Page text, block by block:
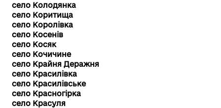
село Колодянка
село Коритища
село Королівка
село Косенів
село Косяк
село Кочичине
село Крайня Деражня
село Красилівка
село Красилівське
село Красногірка
село Красуля